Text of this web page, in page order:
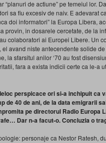
“planuri de actiune” pe temeiul lor.
sa fiu excesiv de naiv. E adevarat
doi informatori” la Europa Libera,
provin, in dosarele cercetate, de la
colaboratori ai Europei Libere. Un
avand niste antecendente solide
la sfarsitul anilor ‘70 au fost
fara a exista indicii certe ca le-a
perspicace ori si-a inchipuit ca
40 de ani, de la data emigrarii
pe directorul Radio Europa
Dar n-a facut-o. Concluzia o
personaje ca Nestor Ratesh,